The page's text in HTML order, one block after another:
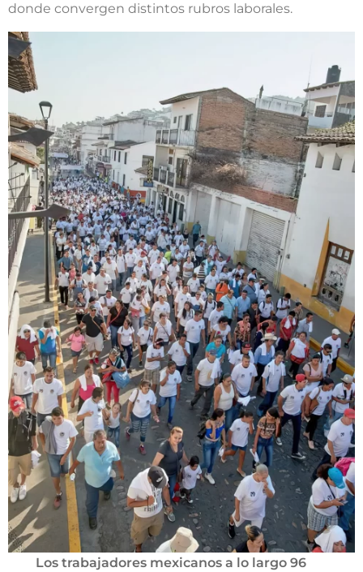
donde convergen distintos rubros laborales.
Los trabajadores mexicanos a lo largo 96